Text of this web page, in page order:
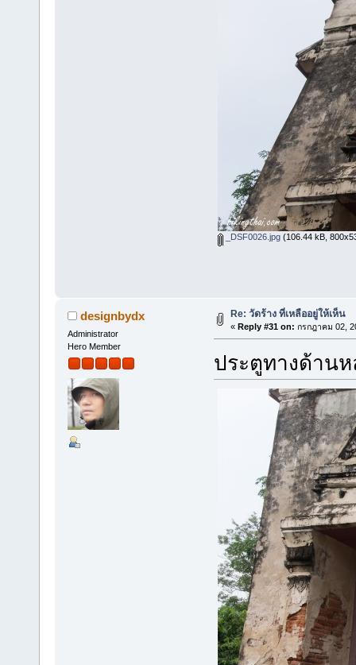
_DSF0026.jpg(106.44 kB,
designbydx
Administrator
Hero Member
Re: วัดร้าง ที่เหลืออยู่ให้เห็น
« Reply #31 on: กรกฎาคม 02,
ประตูทางด้านห